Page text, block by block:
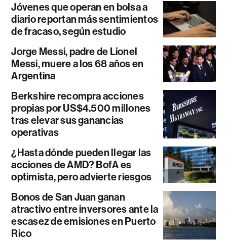
Jóvenes que operan en bolsa a
diario reportan más sentimientos
de fracaso, según estudio
Jorge Messi, padre de Lionel
Messi, muere a los 68 años en
Argentina
Berkshire recompra acciones
propias por US$4.500 millones
tras elevar sus ganancias
operativas
¿Hasta dónde pueden llegar las
acciones de AMD? BofA es
optimista, pero advierte riesgos
Bonos de San Juan ganan
atractivo entre inversores ante la
escasez de emisiones en Puerto
Rico